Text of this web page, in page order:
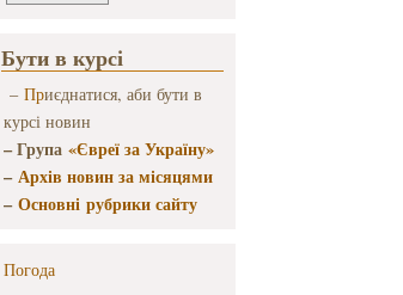
Бути в курсі
– Приєднатися, аби бути в
курсі новин
– Група «Євреї за Україну»
–Архів новин за місяцями
–Основні рубрики сайту
Погода